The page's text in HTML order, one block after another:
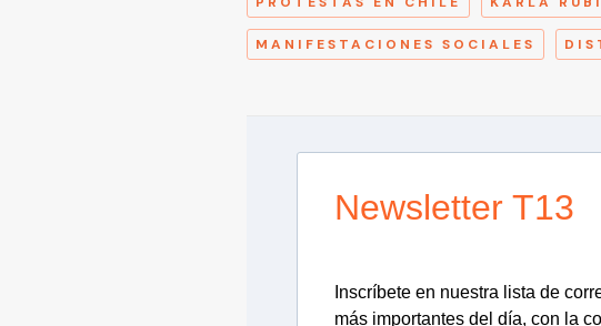
MANIFESTACIONES SOCIALES
Newsletter T13
Inscríbete en nuestra lista de
más importantes del día, con la